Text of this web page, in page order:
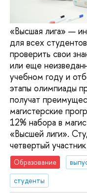
«Высшая лига» —
для всех
проверить свои
или еще
учебном году и
этапы олимпиады
получат
магистерские
12% набора в
«Высшей лиги».
четвертый
Образование
студенты